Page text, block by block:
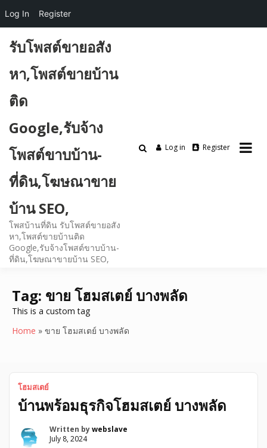
content
รับโพสต์ขายอสัง
หา,โพสต์ขายบ้าน
ติด
Google,รับจ้าง
โพสต์ขาบบ้าน-
ที่ดิน,โฆษณาขาย
บ้าน SEO,
โพสบ้านที่ดิน รับโพสต์ขายอสัง
หา,โพสต์ขายบ้านติด
Google,รับจ้างโพสต์ขาบบ้าน-
ที่ดิน,โฆษณาขายบ้าน SEO,
Log in Register
Tag: ขาย โฮมสเตย์ บางพลัด
This is a custom tag
Home » ขาย โฮมสเตย์ บางพลัด
โฮมสเตย์
บ้านพร้อมธุรกิจโฮมสเตย์ บางพลัด
Written bywebslave
July 8, 2024
Log In Register